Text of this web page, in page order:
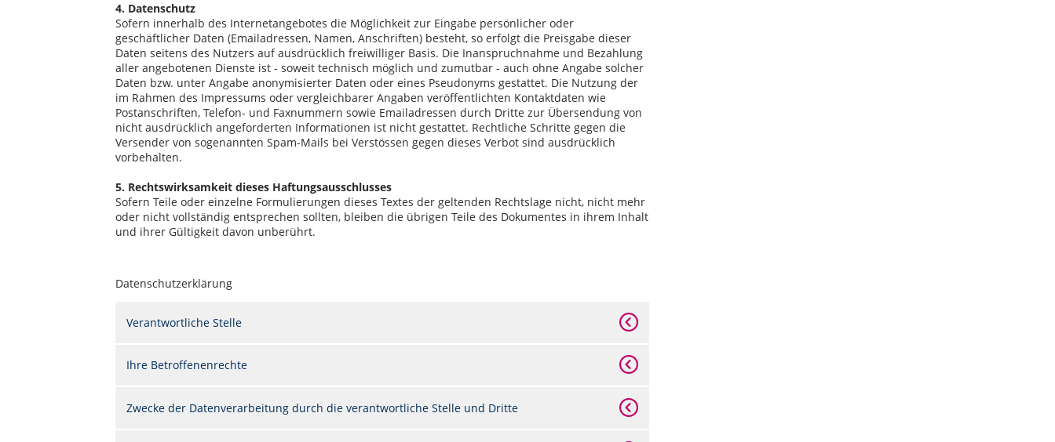
4. Datenschutz
Sofern innerhalb des Internetangebotes die Möglichkeit zur Eingabe persönlicher oder
geschäftlicher Daten (Emailadressen, Namen, Anschriften) besteht, so erfolgt die Preisgabe dieser
Daten seitens des Nutzers auf ausdrücklich freiwilliger Basis. Die Inanspruchnahme und Bezahlung
aller angebotenen Dienste ist - soweit technisch möglich und zumutbar - auch ohne Angabe solcher
Daten bzw. unter Angabe anonymisierter Daten oder eines Pseudonyms gestattet. Die Nutzung der
im Rahmen des Impressums oder vergleichbarer Angaben veröffentlichten Kontaktdaten wie
Postanschriften, Telefon- und Faxnummern sowie Emailadressen durch Dritte zur Übersendung von
nicht ausdrücklich angeforderten Informationen ist nicht gestattet. Rechtliche Schritte gegen die
Versender von sogenannten Spam-Mails bei Verstössen gegen dieses Verbot sind ausdrücklich
vorbehalten.
5. Rechtswirksamkeit dieses Haftungsausschlusses
Sofern Teile oder einzelne Formulierungen dieses Textes der geltenden Rechtslage nicht, nicht mehr
oder nicht vollständig entsprechen sollten, bleiben die übrigen Teile des Dokumentes in ihrem Inhalt
und ihrer Gültigkeit davon unberührt.
Datenschutzerklärung
Verantwortliche Stelle
Ihre Betroffenenrechte
Zwecke der Datenverarbeitung durch die verantwortliche Stelle und Dritte